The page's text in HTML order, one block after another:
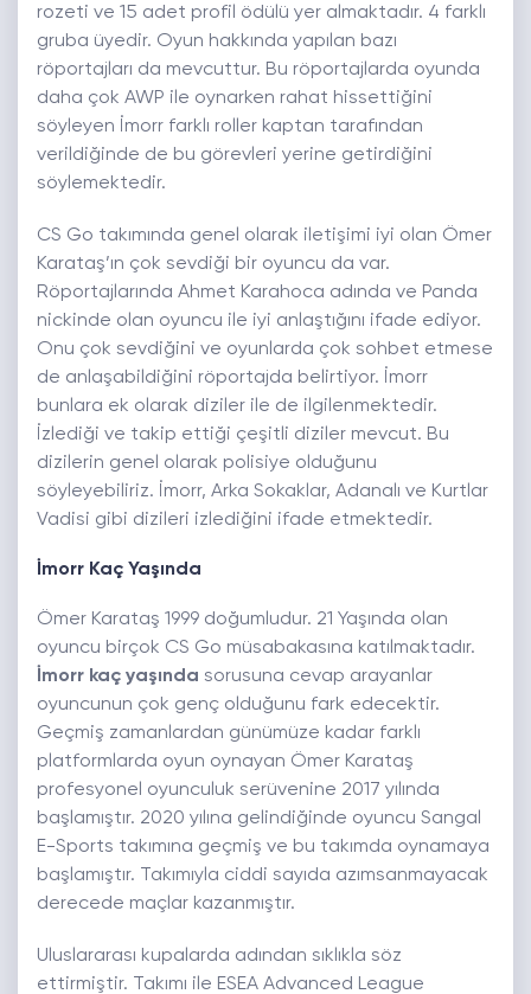
rozeti ve 15 adet profil ödülü yer almaktadır. 4 farklı
gruba üyedir. Oyun hakkında yapılan bazı
röportajları da mevcuttur. Bu röportajlarda oyunda
daha çok AWP ile oynarken rahat hissettiğini
söyleyen İmorr farklı roller kaptan tarafından
verildiğinde de bu görevleri yerine getirdiğini
söylemektedir.
CS Go takımında genel olarak iletişimi iyi olan Ömer
Karataş’ın çok sevdiği bir oyuncu da var.
Röportajlarında Ahmet Karahoca adında ve Panda
nickinde olan oyuncu ile iyi anlaştığını ifade ediyor.
Onu çok sevdiğini ve oyunlarda çok sohbet etmese
de anlaşabildiğini röportajda belirtiyor. İmorr
bunlara ek olarak diziler ile de ilgilenmektedir.
İzlediği ve takip ettiği çeşitli diziler mevcut. Bu
dizilerin genel olarak polisiye olduğunu
söyleyebiliriz. İmorr, Arka Sokaklar, Adanalı ve Kurtlar
Vadisi gibi dizileri izlediğini ifade etmektedir.
İmorr Kaç Yaşında
Ömer Karataş 1999 doğumludur. 21 Yaşında olan
oyuncu birçok CS Go müsabakasına katılmaktadır.
İmorr kaç yaşında sorusuna cevap arayanlar
oyuncunun çok genç olduğunu fark edecektir.
Geçmiş zamanlardan günümüze kadar farklı
platformlarda oyun oynayan Ömer Karataş
profesyonel oyunculuk serüvenine 2017 yılında
başlamıştır. 2020 yılına gelindiğinde oyuncu Sangal
E-Sports takımına geçmiş ve bu takımda oynamaya
başlamıştır. Takımıyla ciddi sayıda azımsanmayacak
derecede maçlar kazanmıştır.
Uluslararası kupalarda adından sıklıkla söz
ettirmiştir. Takımı ile ESEA Advanced League